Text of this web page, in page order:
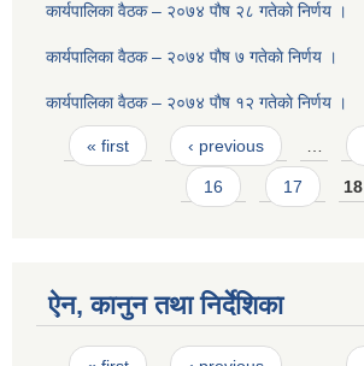
कार्यपालिका वैठक – २०७४ पाैष २८ गतेकाे निर्णय ।
कार्यपालिका वैठक – २०७४ पाैष ७ गतेकाे निर्णय ।
कार्यपालिका वैठक – २०७४ पाैष १२ गतेकाे निर्णय ।
Pages
« first ‹ previous …
16 17 18
ऐन, कानुन तथा निर्देशिका